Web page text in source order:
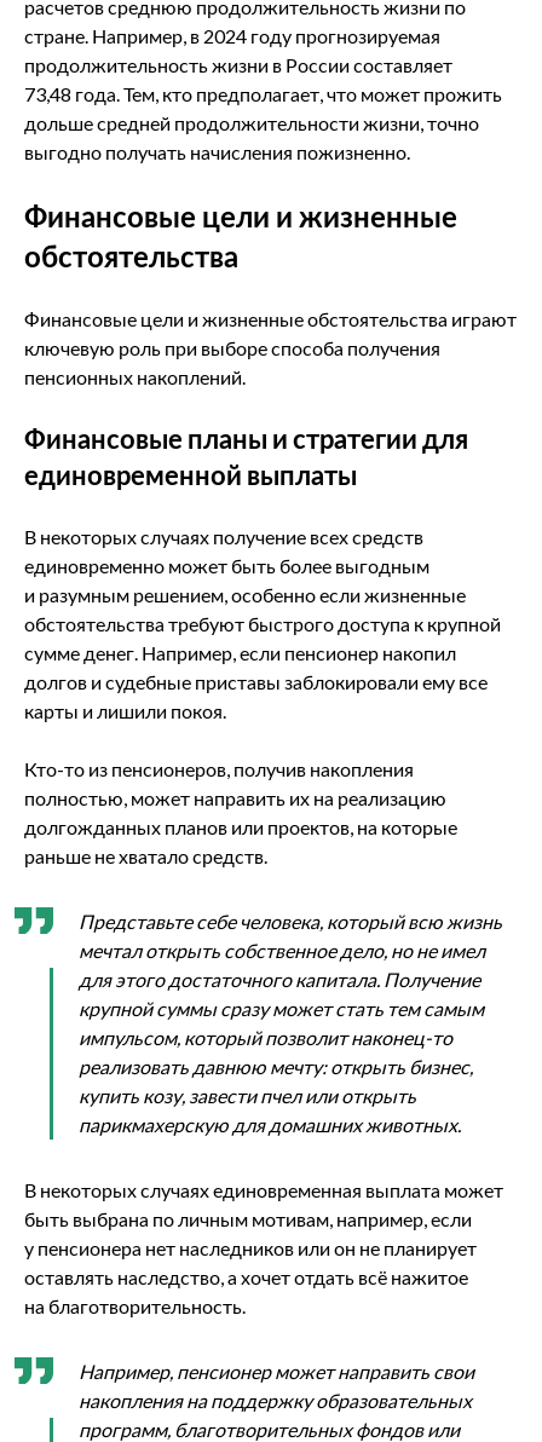
расчетов среднюю продолжительность жизни по
стране. Например, в 2024 году прогнозируемая
продолжительность жизни в России составляет
73,48 года. Тем, кто предполагает, что может прожить
дольше средней продолжительности жизни, точно
выгодно получать начисления пожизненно.
Финансовые цели и жизненные
обстоятельства
Финансовые цели и жизненные обстоятельства играют
ключевую роль при выборе способа получения
пенсионных накоплений.
Финансовые планы и стратегии для
единовременной выплаты
В некоторых случаях получение всех средств
единовременно может быть более выгодным
и разумным решением, особенно если жизненные
обстоятельства требуют быстрого доступа к крупной
сумме денег. Например, если пенсионер накопил
долгов и судебные приставы заблокировали ему все
карты и лишили покоя.
Кто-то из пенсионеров, получив накопления
полностью, может направить их на реализацию
долгожданных планов или проектов, на которые
раньше не хватало средств.
Представьте себе человека, который всю жизнь
мечтал открыть собственное дело, но не имел
для этого достаточного капитала. Получение
крупной суммы сразу может стать тем самым
импульсом, который позволит наконец-то
реализовать давнюю мечту: открыть бизнес,
купить козу, завести пчел или открыть
парикмахерскую для домашних животных.
В некоторых случаях единовременная выплата может
быть выбрана по личным мотивам, например, если
у пенсионера нет наследников или он не планирует
оставлять наследство, а хочет отдать всё нажитое
на благотворительность.
Например, пенсионер может направить свои
накопления на поддержку образовательных
программ, благотворительных фондов или